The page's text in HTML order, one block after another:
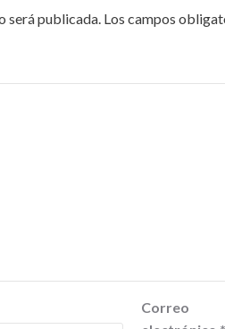
será publicada. Los campos
Correo